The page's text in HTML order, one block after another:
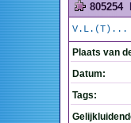
805254
V.L.(T)...
Plaats van
Datum:
Tags: